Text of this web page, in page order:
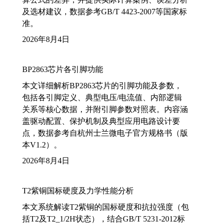
及选材建议，数据参考GB/T 4423-2007等国家标
准。
2026年8月4日
BP2863芯片各引脚功能
本文详细解析BP2863芯片的引脚功能及参数，
包括各引脚定义、典型电压/电流值、内部逻辑
关系等核心数据，并附引脚参数对照表。内容涵
盖驱动配置、保护机制及典型应用电路设计要
点，数据参考自杭州士兰微电子官方规格书（版
本V1.2）。
2026年8月4日
T2紫铜国标硬度及力学性能分析
本文系统解读T2紫铜的国标硬度和抗拉强度（包
括T2及T2_1/2H状态），结合GB/T 5231-2012标